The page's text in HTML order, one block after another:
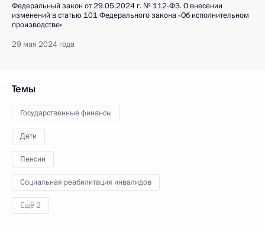
Федеральный закон от 29.05.2024 г. № 112-ФЗ. О внесении
изменений в статью 101 Федерального закона «Об исполнительном
производстве»
29 мая 2024 года
Темы
Государственные финансы
Дети
Пенсии
Социальная реабилитация инвалидов
Ещё 2